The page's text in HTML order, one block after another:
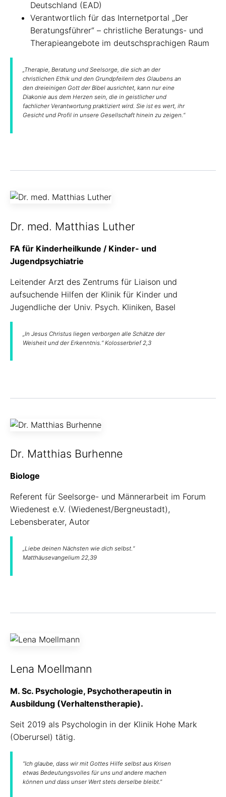
Deutschland (EAD)
Verantwortlich für das Internetportal „Der
Beratungsführer“ – christliche Beratungs- und
Therapieangebote im deutschsprachigen Raum
„Therapie, Beratung und Seelsorge, die sich an der
christlichen Ethik und den Grundpfeilern des Glaubens an
den dreieinigen Gott der Bibel ausrichtet, kann nur eine
Diakonie aus dem Herzen sein, die in geistlicher und
fachlicher Verantwortung praktiziert wird. Sie ist es wert, ihr
Gesicht und Profil in unsere Gesellschaft hinein zu zeigen.“
Dr. med. Matthias Luther
FA für Kinderheilkunde / Kinder- und
Jugendpsychiatrie
Leitender Arzt des Zentrums für Liaison und
aufsuchende Hilfen der Klinik für Kinder und
Jugendliche der Univ. Psych. Kliniken, Basel
„In Jesus Christus liegen verborgen alle Schätze der
Weisheit und der Erkenntnis.“ Kolosserbrief 2,3
Dr. Matthias Burhenne
Biologe
Referent für Seelsorge- und Männerarbeit im Forum
Wiedenest e.V. (Wiedenest/Bergneustadt),
Lebensberater, Autor
„Liebe deinen Nächsten wie dich selbst.“
Matthäusevangelium 22,39
Lena Moellmann
M. Sc. Psychologie, Psychotherapeutin in
Ausbildung (Verhaltenstherapie).
Seit 2019 als Psychologin in der Klinik Hohe Mark
(Oberursel) tätig.
“Ich glaube, dass wir mit Gottes Hilfe selbst aus Krisen
etwas Bedeutungsvolles für uns und andere machen
können und dass unser Wert stets derselbe bleibt.”